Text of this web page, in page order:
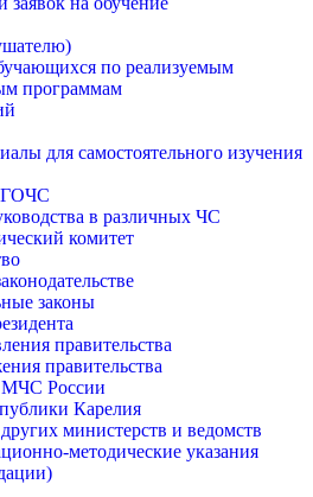
по реализуемым
программам
для самостоятельного изучения
ГОЧС
в различных ЧС
комитет
законы
правительства
правительства
России
Карелия
министерств и ведомств
методические указания